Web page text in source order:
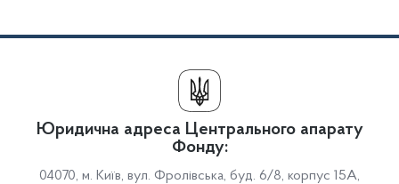
Юридична адреса Центрального апарату
Фонду:
04070, м. Київ, вул. Фролівська, буд. 6/8, корпус 15А,